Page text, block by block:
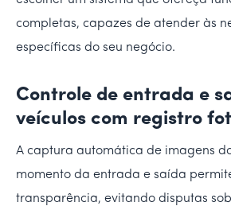
completas, capazes de atender às
específicas do seu negócio.
Controle de entrada e
veículos com registro
A captura automática de imagens
momento da entrada e saída
transparência, evitando disputas